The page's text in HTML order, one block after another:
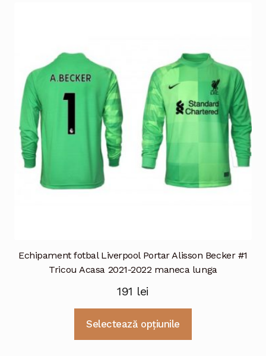
pot
alese
în
pagina
produsului.
Echipament fotbal Liverpool Portar Alisson Becker #1
Tricou Acasa 2021-2022 maneca lunga
191 lei
Selectează opțiunile